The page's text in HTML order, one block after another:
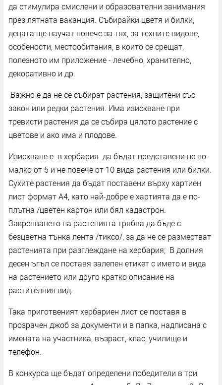
да стимулира смислени и образователни занимания
през лятната ваканция. Събирайки цветя и билки,
децата ще научат повече за тях, за техните видове,
особености, местообитания, в които се срещат,
полезното им приложение - лечебно, хранително,
декоративно и др.
Важно е да не се събират растения, защитени със
закон или редки растения. Има изискване при
тревисти растения да се събира цялото растение с
цветове и ако има и плодове.
Изискване е в хербария да бъдат представени не по-
малко от 5 и не повече от 10 вида растения или билки.
Сухите растения да бъдат поставени върху хартиен
лист формат А4, като най-добре е хартията да е по-
плътна /цветен картон или бял кадастрон.
Закрепването на растенията трябва да бъде с
безцветна тънка лента /тиксо/, за да не се разместват
растенията при разглеждане на хербария; В долния
десен ъгъл се поставя залепен етикет с името и вида
на растението или друго кратко описание на
растителния вид.
Така приготвеният хербариен лист се поставя в
прозрачен джоб за документи и в папка, надписана с
имената на участника, възраст, клас, училище и
телефон.
В конкурса ще бъдат определени победители в три